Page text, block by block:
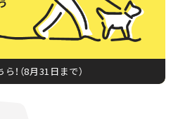
！（8月31日まで）